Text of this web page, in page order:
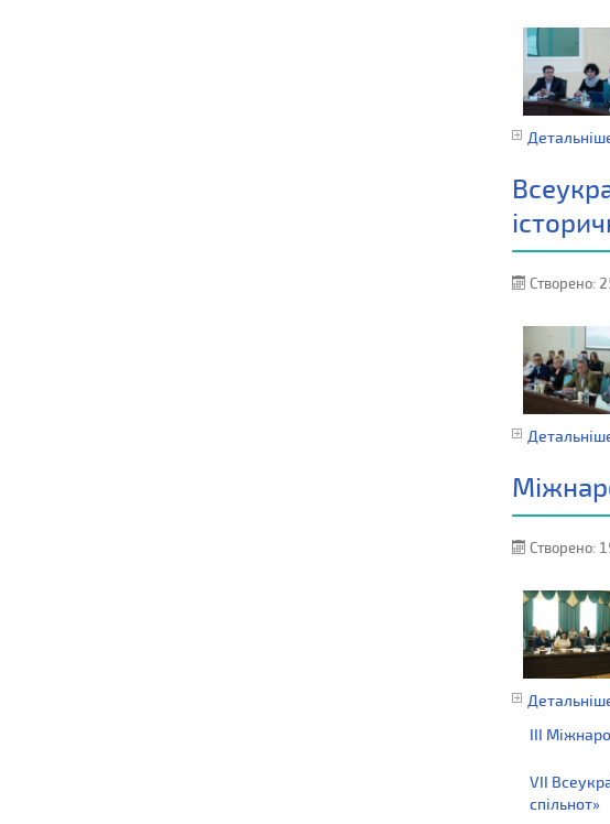
Створено:
Створено:
ІІІ
VІI
спільнот»